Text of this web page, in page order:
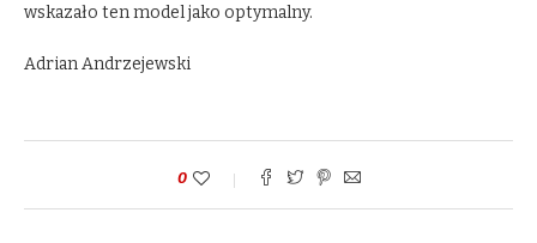
wskazało ten model jako optymalny.
Adrian Andrzejewski
0